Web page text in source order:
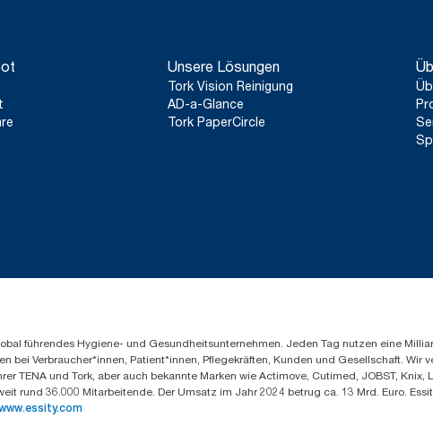
Unsere Lösungen
Tork Vision Reinigung
AD-a-Glance
Tork PaperCircle
führendes Hygiene- und Gesundheitsunternehmen. Jeden Tag nutzen eine
bei Verbraucher*innen, Patient*innen, Pflegekräften, Kunden und Gesellschaft.
TENA und Tork, aber auch bekannte Marken wie Actimove, Cutimed, JOBST,
rund 36.000 Mitarbeitende. Der Umsatz im Jahr 2024 betrug ca. 13 Mrd. Euro.